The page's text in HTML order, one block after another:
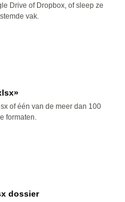
Drive of Dropbox, of sleep ze
vak.
of één van de meer dan 100
formaten.
dossier